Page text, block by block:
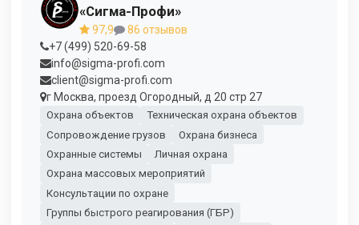
«Сигма-Профи»
97,9
86 отзывов
+7 (499) 520-69-58
info@sigma-profi.com
client@sigma-profi.com
г Москва, проезд Огородный, д 20 стр 27
Охрана объектов
Техническая охрана объектов
Сопровождение грузов
Охрана бизнеса
Охранные системы
Личная охрана
Охрана массовых мероприятий
Консультации по охране
Группы быстрого реагирования (ГБР)